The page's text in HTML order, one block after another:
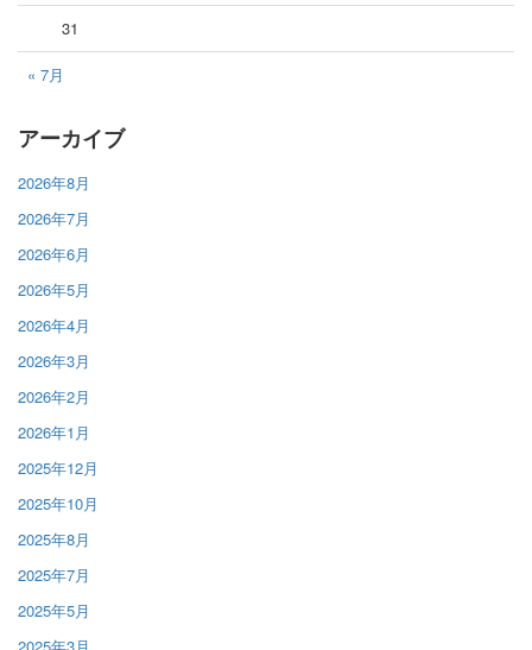
« 7月
31
アーカイブ
2026年8月
2026年7月
2026年6月
2026年5月
2026年4月
2026年3月
2026年2月
2026年1月
2025年12月
2025年10月
2025年8月
2025年7月
2025年5月